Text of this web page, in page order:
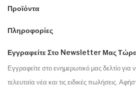
Προϊόντα
Πληροφορίες
Εγγραφείτε Στο Newsletter Μας
Εγγραφείτε στο ενημερωτικό μας δελτίο για
τελευταία νέα και τις ειδικές πωλήσεις.